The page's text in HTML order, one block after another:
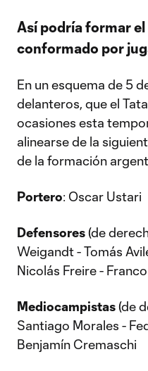
Así podría formar
conformado por
En un esquema de 5
delanteros, que el
ocasiones esta
alinearse de la
de la formación
Portero: Oscar Ustari
Defensores(de
Weigandt - Tomás
Nicolás Freire -
Mediocampistas(de
Santiago Morales -
Benjamín Cremaschi